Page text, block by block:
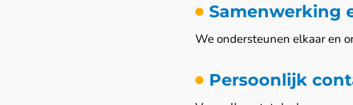
Samenwerking
We ondersteunen elkaar en
Persoonlijk